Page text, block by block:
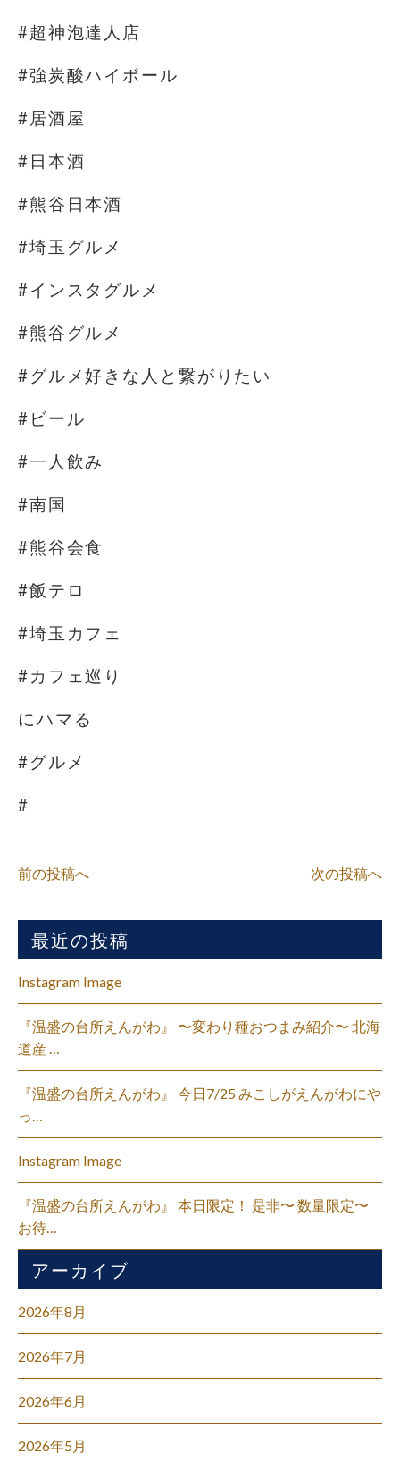
#超神泡達人店
#強炭酸ハイボール
#居酒屋
#日本酒
#熊谷日本酒
#埼玉グルメ
#インスタグルメ
#熊谷グルメ
#グルメ好きな人と繋がりたい
#ビール
#一人飲み
#南国
#熊谷会食
#飯テロ
#埼玉カフェ
#カフェ巡り
にハマる
#グルメ
#
前の投稿へ 次の投稿へ
最近の投稿
Instagram Image
『温盛の台所えんがわ』 〜変わり種おつまみ紹介〜 北海
道産 …
『温盛の台所えんがわ』 今日7/25 みこしがえんがわにや
っ…
Instagram Image
『温盛の台所えんがわ』 本日限定！ 是非〜 数量限定〜
お待…
アーカイブ
2026年8月
2026年7月
2026年6月
2026年5月